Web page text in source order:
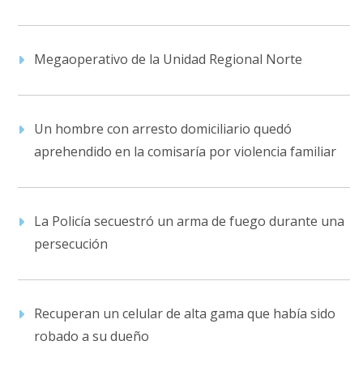
Megaoperativo de la Unidad Regional Norte
Un hombre con arresto domiciliario quedó
aprehendido en la comisaría por violencia familiar
La Policía secuestró un arma de fuego durante una
persecución
Recuperan un celular de alta gama que había sido
robado a su dueño